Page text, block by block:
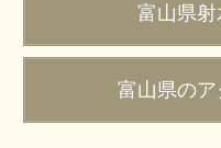
富山県
富山県の